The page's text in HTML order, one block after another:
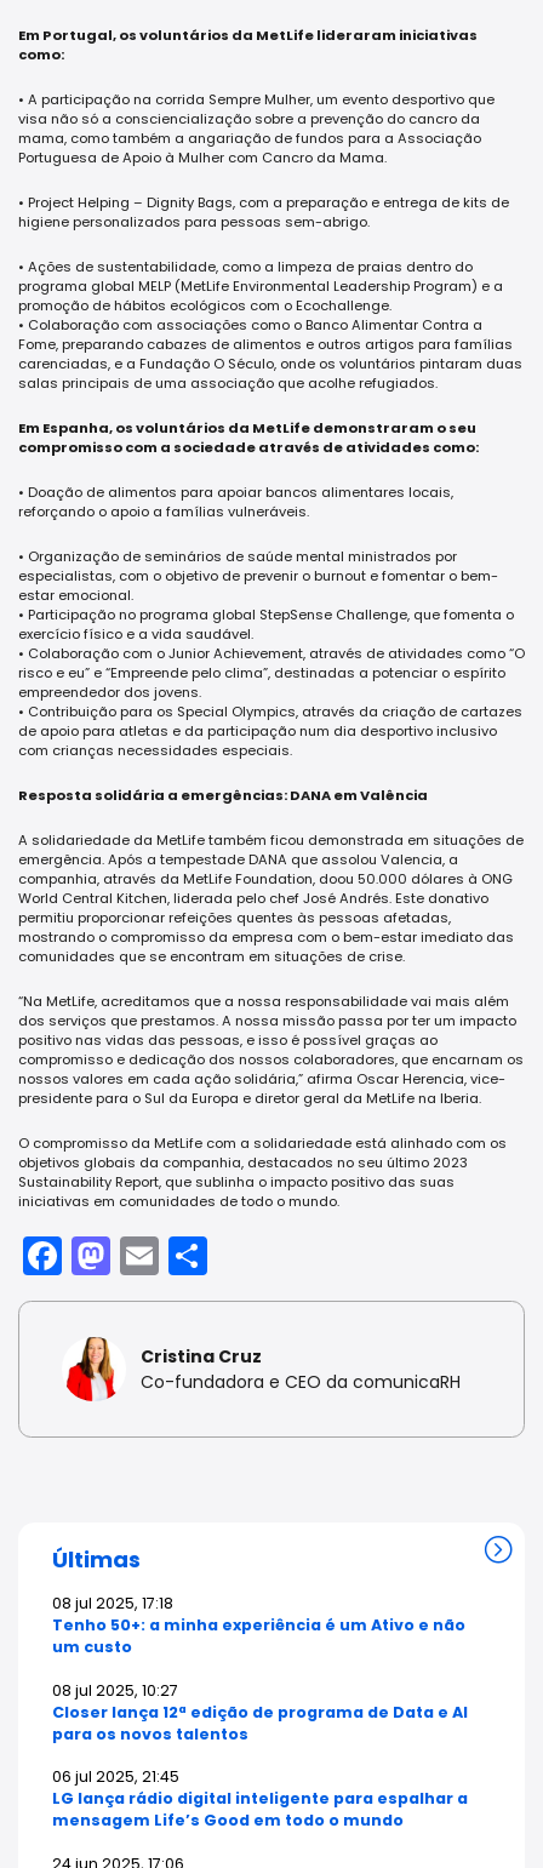
Em Portugal, os voluntários da MetLife lideraram iniciativas
como:
• A participação na corrida Sempre Mulher, um evento desportivo que
visa não só a consciencialização sobre a prevenção do cancro da
mama, como também a angariação de fundos para a Associação
Portuguesa de Apoio à Mulher com Cancro da Mama.
• Project Helping – Dignity Bags, com a preparação e entrega de kits de
higiene personalizados para pessoas sem-abrigo.
• Ações de sustentabilidade, como a limpeza de praias dentro do
programa global MELP (MetLife Environmental Leadership Program) e a
promoção de hábitos ecológicos com o Ecochallenge.
• Colaboração com associações como o Banco Alimentar Contra a
Fome, preparando cabazes de alimentos e outros artigos para famílias
carenciadas, e a Fundação O Século, onde os voluntários pintaram duas
salas principais de uma associação que acolhe refugiados.
Em Espanha, os voluntários da MetLife demonstraram o seu
compromisso com a sociedade através de atividades como:
• Doação de alimentos para apoiar bancos alimentares locais,
reforçando o apoio a famílias vulneráveis.
• Organização de seminários de saúde mental ministrados por
especialistas, com o objetivo de prevenir o burnout e fomentar o bem-
estar emocional.
• Participação no programa global StepSense Challenge, que fomenta o
exercício físico e a vida saudável.
• Colaboração com o Junior Achievement, através de atividades como “O
risco e eu” e “Empreende pelo clima”, destinadas a potenciar o espírito
empreendedor dos jovens.
• Contribuição para os Special Olympics, através da criação de cartazes
de apoio para atletas e da participação num dia desportivo inclusivo
com crianças necessidades especiais.
Resposta solidária a emergências: DANA em Valência
A solidariedade da MetLife também ficou demonstrada em situações de
emergência. Após a tempestade DANA que assolou Valencia, a
companhia, através da MetLife Foundation, doou 50.000 dólares à ONG
World Central Kitchen, liderada pelo chef José Andrés. Este donativo
permitiu proporcionar refeições quentes às pessoas afetadas,
mostrando o compromisso da empresa com o bem-estar imediato das
comunidades que se encontram em situações de crise.
“Na MetLife, acreditamos que a nossa responsabilidade vai mais além
dos serviços que prestamos. A nossa missão passa por ter um impacto
positivo nas vidas das pessoas, e isso é possível graças ao
compromisso e dedicação dos nossos colaboradores, que encarnam os
nossos valores em cada ação solidária,” afirma Oscar Herencia, vice-
presidente para o Sul da Europa e diretor geral da MetLife na Iberia.
O compromisso da MetLife com a solidariedade está alinhado com os
objetivos globais da companhia, destacados no seu último 2023
Sustainability Report, que sublinha o impacto positivo das suas
iniciativas em comunidades de todo o mundo.
Facebook
Mastodon
Email
Cristina Cruz
Co-fundadora e CEO da comunicaRH
Últimas
08 jul 2025, 17:18
Tenho 50+: a minha experiência é um Ativo e não
um custo
08 jul 2025, 10:27
Closer lança 12ª edição de programa de Data e AI
para os novos talentos
06 jul 2025, 21:45
LG lança rádio digital inteligente para espalhar a
mensagem Life’s Good em todo o mundo
24 jun 2025, 17:06